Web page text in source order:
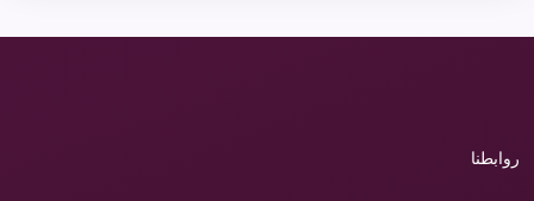
روابطنا